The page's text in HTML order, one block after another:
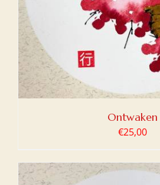
Ontwaken
€25,00